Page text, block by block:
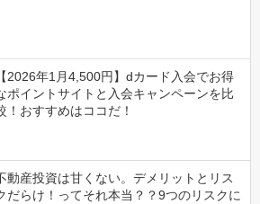
【2026年1月4,500円】dカード入会でお得
ポイントサイトと入会キャンペーンを比
！おすすめはココだ！
動産投資は甘くない。デメリットとリス
だらけ！ってそれ本当？？9つのリスクに